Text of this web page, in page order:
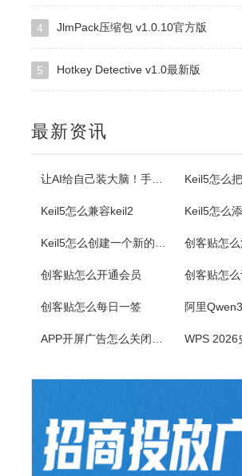
Offline Commander
Property Cube
电小二成套报价元件选型软
4 JlmPack压缩包 v1.0.10官方版
5 Hotkey Detective v1.0最新版
最新资讯
让AI给自己装大脑！手把手教你学会安装使用Agent Skill Keil5怎么把
Keil5怎么兼容keil2 Keil5怎么添加.H文件以
Keil5怎么创建一个新的51单片机项目 创客贴怎
创客贴怎么开通会员 创客贴怎
创客贴怎么每日一签 阿里Qwen3.8
APP开屏广告怎么关闭？3招彻底关闭跳转 WPS 2026史诗级更新！重